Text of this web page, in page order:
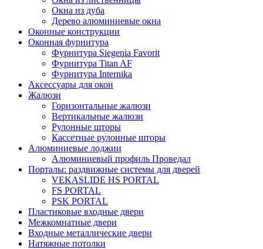
Окна из дуба
Дерево алюминиевые окна
Оконные конструкции
Оконная фурнитура
Фурнитура Siegenia Favorit
Фурнитура Titan AF
Фурнитура Internika
Аксессуары для окон
Жалюзи
Горизонтальные жалюзи
Вертикальные жалюзи
Рулонные шторы
Кассетные рулонные шторы
Алюминиевые лоджии
Алюминиевый профиль Проведал
Порталы: раздвижные системы для дверей
VEKASLIDE HS PORTAL
FS PORTAL
PSK PORTAL
Пластиковые входные двери
Межкомнатные двери
Входные металлические двери
Натяжные потолки